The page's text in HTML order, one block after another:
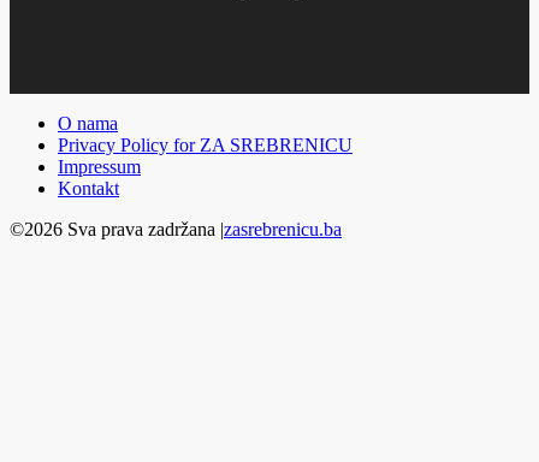
O nama
Privacy Policy for ZA SREBRENICU
Impressum
Kontakt
©2026 Sva prava zadržana |zasrebrenicu.ba